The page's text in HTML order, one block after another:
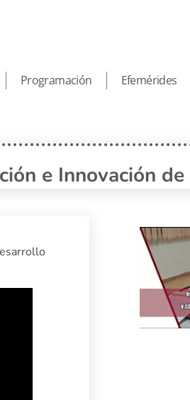
Programación Efemérides
e Innovación de